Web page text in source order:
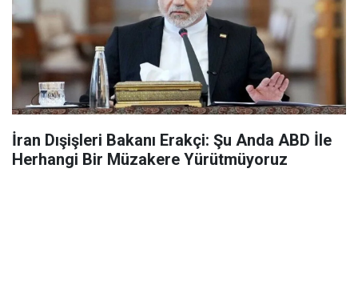
İran Dışişleri Bakanı Erakçi: Şu Anda ABD İle
Herhangi Bir Müzakere Yürütmüyoruz